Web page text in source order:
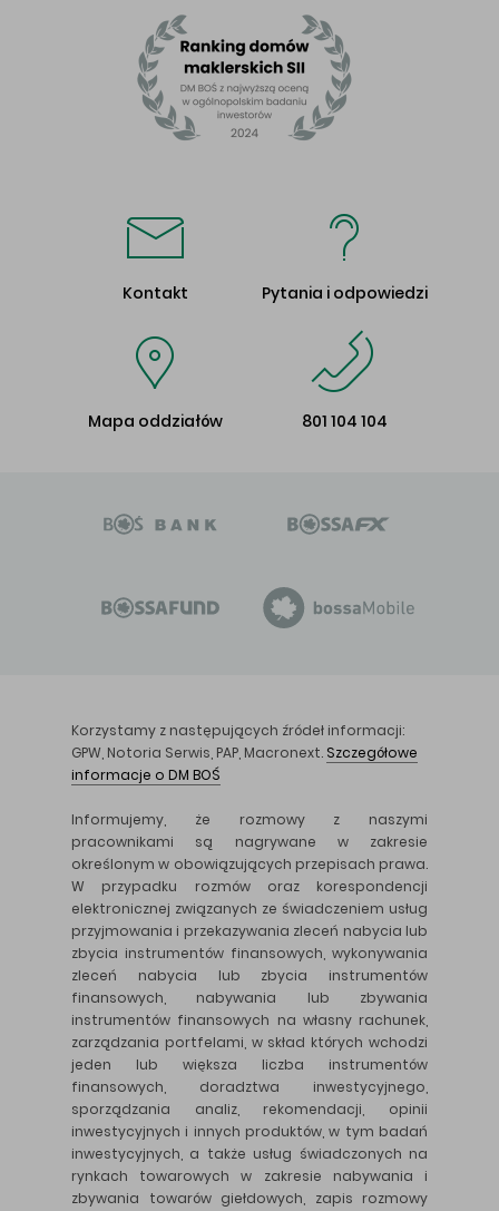
Kontakt Pytania i odpowiedzi
Mapa oddziałów 801 104 104
Korzystamy z następujących źródeł informacji:
GPW, Notoria Serwis, PAP, Macronext. Szczegółowe
informacje o DM BOŚ
Informujemy, że rozmowy z naszymi
pracownikami są nagrywane w zakresie
określonym w obowiązujących przepisach prawa.
W przypadku rozmów oraz korespondencji
elektronicznej związanych ze świadczeniem usług
przyjmowania i przekazywania zleceń nabycia lub
zbycia instrumentów finansowych, wykonywania
zleceń nabycia lub zbycia instrumentów
finansowych, nabywania lub zbywania
instrumentów finansowych na własny rachunek,
zarządzania portfelami, w skład których wchodzi
jeden lub większa liczba instrumentów
finansowych, doradztwa inwestycyjnego,
sporządzania analiz, rekomendacji, opinii
inwestycyjnych i innych produktów, w tym badań
inwestycyjnych, a także usług świadczonych na
rynkach towarowych w zakresie nabywania i
zbywania towarów giełdowych, zapis rozmowy